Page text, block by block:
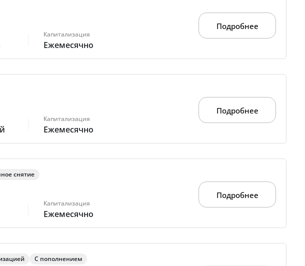
Капитализация
Ежемесячно
Подробнее
Капитализация
Ежемесячно
Подробнее
снятие
Капитализация
Ежемесячно
Подробнее
С пополнением